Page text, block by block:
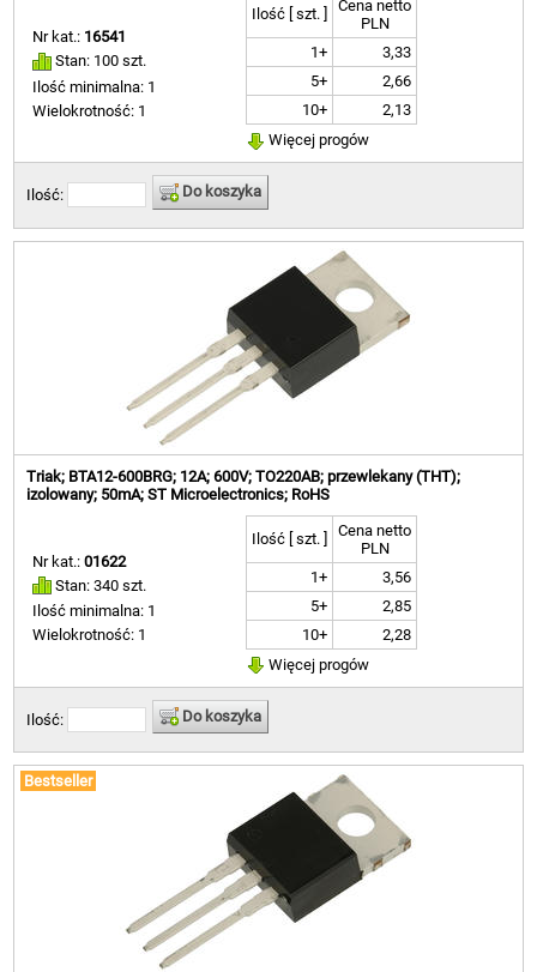
Nr kat.: 16541
Stan: 100 szt.
Ilość minimalna: 1
Wielokrotność: 1
Ilość [ szt. ]
Cena netto
PLN
1+
3,33
5+
2,66
10+
2,13
Więcej progów
Ilość: Do koszyka
Triak; BTA12-600BRG; 12A; 600V; TO220AB; przewlekany (THT);
izolowany; 50mA; ST Microelectronics; RoHS
Nr kat.:01622
Stan: 340 szt.
Ilość minimalna: 1
Wielokrotność: 1
Ilość [ szt. ]
Cena netto
PLN
1+
3,56
5+
2,85
10+
2,28
Więcej progów
Ilość: Do koszyka
Bestseller